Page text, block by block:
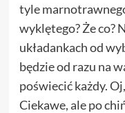
tyle
wyklętego? Że co?
układankach od
będzie od razu na
poświecić każdy.
Ciekawe, ale po